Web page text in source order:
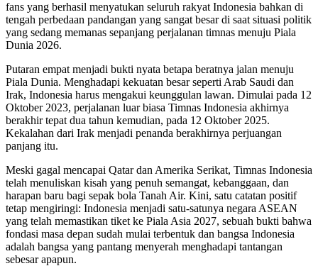
fans yang berhasil menyatukan seluruh rakyat Indonesia bahkan di
tengah perbedaan pandangan yang sangat besar di saat situasi politik
yang sedang memanas sepanjang perjalanan timnas menuju Piala
Dunia 2026.
Putaran empat menjadi bukti nyata betapa beratnya jalan menuju
Piala Dunia. Menghadapi kekuatan besar seperti Arab Saudi dan
Irak, Indonesia harus mengakui keunggulan lawan. Dimulai pada 12
Oktober 2023, perjalanan luar biasa Timnas Indonesia akhirnya
berakhir tepat dua tahun kemudian, pada 12 Oktober 2025.
Kekalahan dari Irak menjadi penanda berakhirnya perjuangan
panjang itu.
Meski gagal mencapai Qatar dan Amerika Serikat, Timnas Indonesia
telah menuliskan kisah yang penuh semangat, kebanggaan, dan
harapan baru bagi sepak bola Tanah Air. Kini, satu catatan positif
tetap mengiringi: Indonesia menjadi satu-satunya negara ASEAN
yang telah memastikan tiket ke Piala Asia 2027, sebuah bukti bahwa
fondasi masa depan sudah mulai terbentuk dan bangsa Indonesia
adalah bangsa yang pantang menyerah menghadapi tantangan
sebesar apapun.